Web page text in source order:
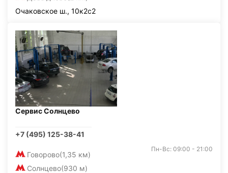
Очаковское ш., 10к2с2
Сервис Солнцево
+7 (495) 125-38-41
Говорово(1,35 км)
Солнцево(930 м)
Пн-Вс: 09:00 - 21:00